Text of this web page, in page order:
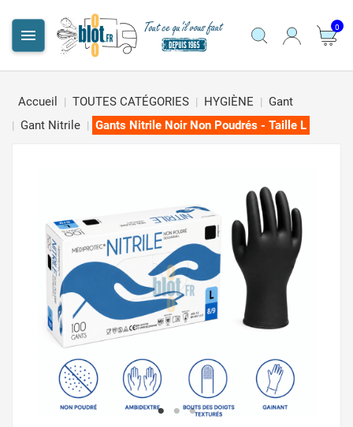
 0
Accueil TOUTES CATÉGORIES HYGIÈNE
Gant
Gant Nitrile
Gants Nitrile Noir Non Poudrés - Taille L